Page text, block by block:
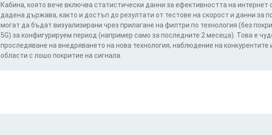
Кабина, която вече включва статистически данни за ефективността на интернет
дадена държава, както и достъп до резултати от тестове на скорост и данни за
могат да бъдат визуализирани чрез прилагане на филтри по технология (без
5G) за конфигурируем период (например само за последните 2 месеца). Това е
проследяване на внедряването на нова технология, наблюдение на
области с лошо покритие на сигнала.